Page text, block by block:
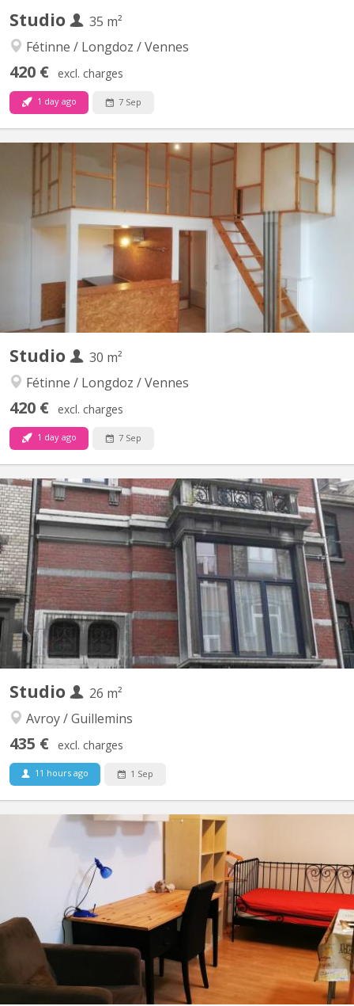
Studio
35 m²
Fétinne / Longdoz / Vennes
420 € excl. charges
1 day ago 7 Sep
KL 9943
Studio avec mezzanine au second étage. Vue sur les jardins au
calme.
Studio
30 m²
Fétinne / Longdoz / Vennes
420 € excl. charges
1 day ago 7 Sep
KL 11968
Studio au premier étage donnant sur la dérivation, juste en face
de la médiacité. Pièce de vie avec mezzanine et kitchinette. Salle
de douche privative
Studio
26 m²
Avroy / Guillemins
435 € excl. charges
11 hours ago 1 Sep
KL 11252
Petit studio sympa près de la gare des Guillemins. Pièce
principale avec son lit en mezzanine, coin cuisine, évier et hotte
plus frigo. Salle de bain avec douche et WC. Meubles éventuels à
convenir. Ambiance calme et studieuse. De préférence pour
étudiant(e) avec parents qui se portent...